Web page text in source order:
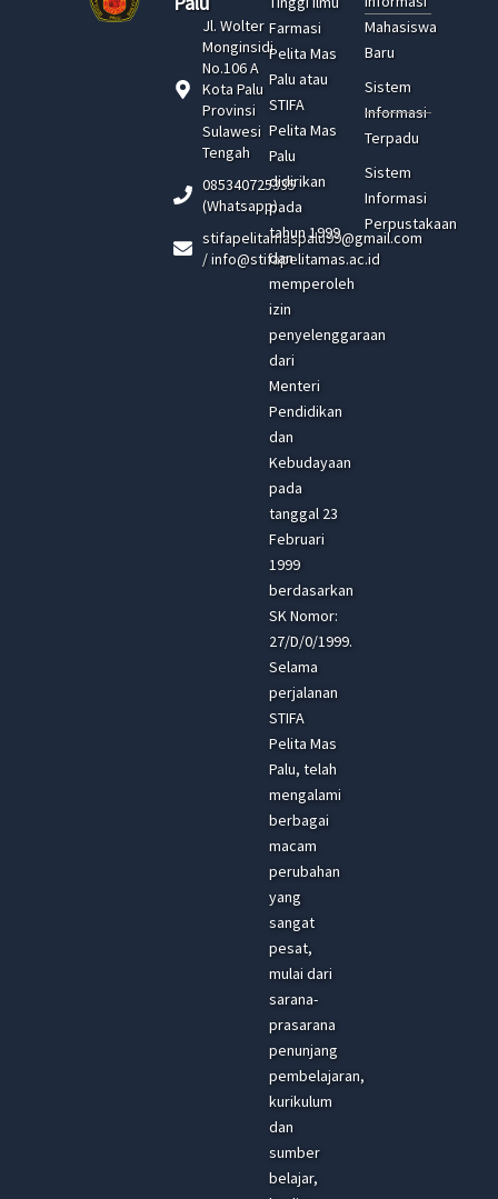
Jl. Wolter
Monginsidi
No.106 A
Kota Palu
Provinsi
Sulawesi
Tengah
085340725335
(Whatsapp)
stifapelitamaspalu99@gmail.com
/ info@stifapelitamas.ac.id
Farmasi
Pelita Mas
Palu atau
STIFA
Pelita Mas
Palu
didirikan
pada
tahun 1999
dan
memperoleh
izin
penyelenggaraan
dari
Menteri
Pendidikan
dan
Kebudayaan
pada
tanggal 23
Februari
1999
berdasarkan
SK Nomor:
27/D/0/1999.
Selama
perjalanan
STIFA
Pelita Mas
Palu, telah
mengalami
berbagai
macam
perubahan
yang
sangat
pesat,
mulai dari
sarana-
prasarana
penunjang
pembelajaran,
kurikulum
dan
sumber
belajar,
Mahasiswa
Baru
Sistem
Informasi
Terpadu
Sistem
Informasi
Perpustakaan